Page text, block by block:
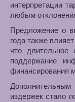
интерпретации
любым
Предложение о
года также
что длительное
поддержание
финансирования
издержек стало